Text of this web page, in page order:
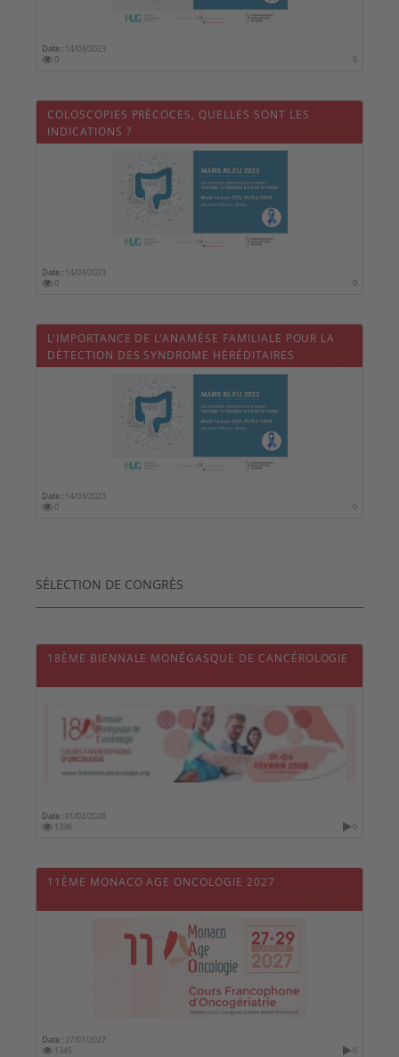
Date : 14/03/2023
0
0
COLOSCOPIES PRÉCOCES, QUELLES SONT LES
INDICATIONS ?
Date : 14/03/2023
0
0
L'IMPORTANCE DE L'ANAMÈSE FAMILIALE POUR LA
DÉTECTION DES SYNDROME HÉRÉDITAIRES
Date : 14/03/2023
0
0
SÉLECTION DE CONGRÈS
18ÈME BIENNALE MONÉGASQUE DE CANCÉROLOGIE
Date :01/02/2028
1396
0
11ÈME MONACO AGE ONCOLOGIE 2027
Date : 27/01/2027
1345
0